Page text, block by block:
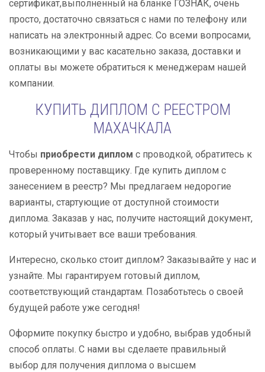
сертификат,выполненный на бланке ГОЗНАК, очень
просто, достаточно связаться с нами по телефону или
написать на электронный адрес. Со всеми вопросами,
возникающими у вас касательно заказа, доставки и
оплаты вы можете обратиться к менеджерам нашей
компании.
КУПИТЬ ДИПЛОМ С РЕЕСТРОМ
МАХАЧКАЛА
Чтобы приобрести диплом с проводкой, обратитесь к
проверенному поставщику. Где купить диплом с
занесением в реестр? Мы предлагаем недорогие
варианты, стартующие от доступной стоимости
диплома. Заказав у нас, получите настоящий документ,
который учитывает все ваши требования.
Интересно, сколько стоит диплом? Заказывайте у нас и
узнайте. Мы гарантируем готовый диплом,
соответствующий стандартам. Позаботьтесь о своей
будущей работе уже сегодня!
Оформите покупку быстро и удобно, выбрав удобный
способ оплаты. С нами вы сделаете правильный
выбор для получения диплома о высшем